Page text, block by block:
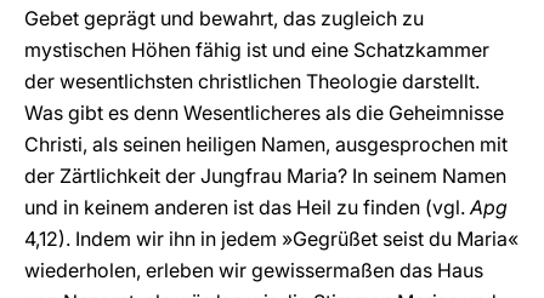
Gebet geprägt und bewahrt, das zugleich zu
mystischen Höhen fähig ist und eine Schatzkammer
der wesentlichsten christlichen Theologie darstellt.
Was gibt es denn Wesentlicheres als die Geheimnisse
Christi, als seinen heiligen Namen, ausgesprochen mit
der Zärtlichkeit der Jungfrau Maria? In seinem Namen
und in keinem anderen ist das Heil zu finden (vgl.Apg
4,12). Indem wir ihn in jedem »Gegrüßet seist du Maria«
wiederholen, erleben wir gewissermaßen das Haus